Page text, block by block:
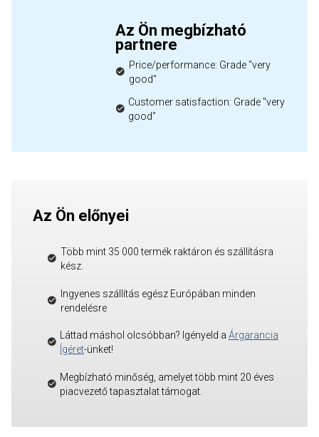
Az Ön megbízható
partnere
Price/performance: Grade "very
good"
Customer satisfaction: Grade "very
good"
Az Ön előnyei
Több mint 35 000 termék raktáron és szállításra
kész.
Ingyenes szállítás egész Európában minden
rendelésre
Láttad máshol olcsóbban? Igényeld a Árgarancia
Ígéret-ünket!
Megbízható minőség, amelyet több mint 20 éves
piacvezető tapasztalat támogat.